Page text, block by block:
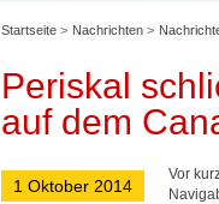
Startseite > Nachrichten >
Periskal
auf dem
1 Oktober 2014
Vor